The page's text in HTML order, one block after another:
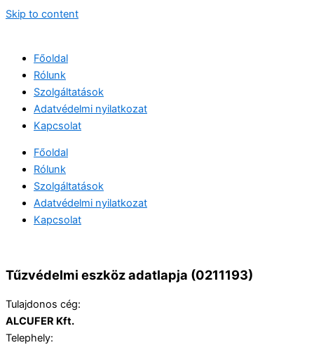
Skip to content
Főoldal
Rólunk
Szolgáltatások
Adatvédelmi nyilatkozat
Kapcsolat
Főoldal
Rólunk
Szolgáltatások
Adatvédelmi nyilatkozat
Kapcsolat
Tűzvédelmi eszköz adatlapja (0211193)
Tulajdonos cég:
ALCUFER Kft.
Telephely: